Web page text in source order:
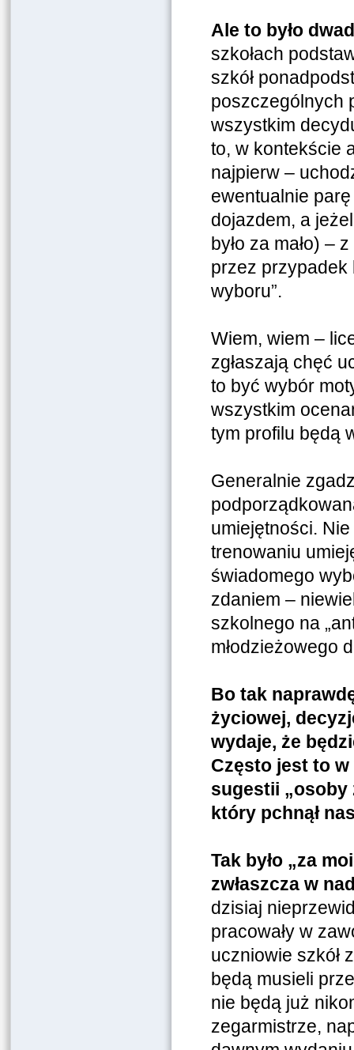
Ale to było
szkołach
szkół
poszczególnych
wszystkim
to, w kontekście
najpierw –
ewentualnie
dojazdem, a
było za mało) –
przez przypadek
wyboru”.
Wiem, wiem –
zgłaszają chęć
to być wybór
wszystkim
tym profilu będą
Generalnie
umiejętności.
trenowaniu
świadomego
zdaniem –
szkolnego na
młodzieżowego
Bo tak
życiowej,
wydaje, że
Często jest to w
sugestii „osoby
który pchnął
Tak było „za
zwłaszcza w
dzisiaj
pracowały w
uczniowie szkół
będą musieli
nie będą już
zegarmistrze,